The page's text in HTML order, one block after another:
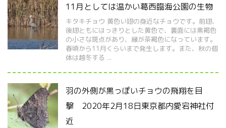
11月としては温かい葛西臨海公園の生物
キタキチョウ 黄色い翅の身近なチョウです。前翅、
後翅ともにはっきりとした黄色で、裏面には黒褐色
の小さな斑点があり、縁が茶褐色になっています。
春頃から11月くらいまで発生します。また、秋の個
体は越冬する ...
羽の外側が黒っぽいチョウの飛翔を目
撃 2020年2月18日東京都内愛宕神社付
近